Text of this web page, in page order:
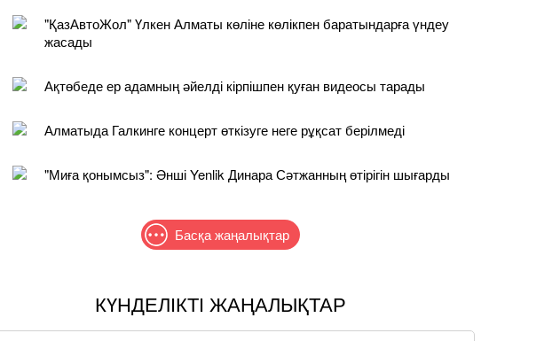
"ҚазАвтоЖол" Үлкен Алматы көліне көлікпен баратындарға үндеу
жасады
Ақтөбеде ер адамның әйелді кірпішпен қуған видеосы тарады
Алматыда Галкинге концерт өткізуге неге рұқсат берілмеді
"Миға қонымсыз": Әнші Yenlik Динара Сәтжанның өтірігін шығарды
Басқа жаңалықтар
КҮНДЕЛІКТІ ЖАҢАЛЫҚТАР